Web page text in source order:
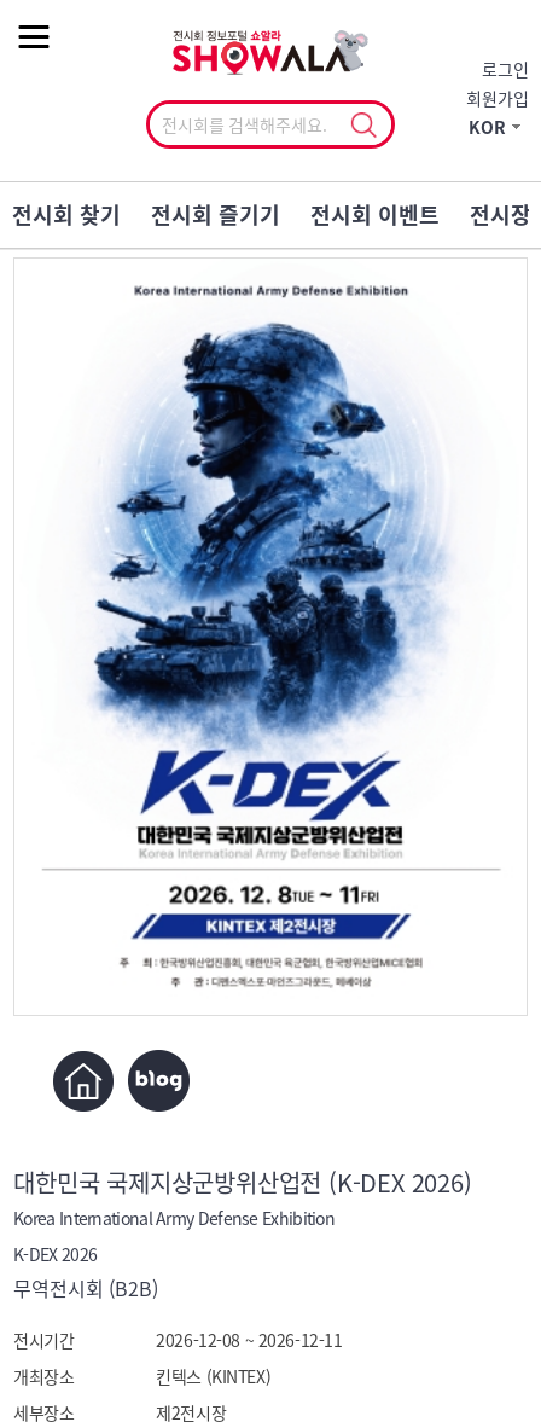
로그인
회원가입
KOR
전시회 찾기 전시회 즐기기 전시회 이벤트 전시장
대한민국 국제지상군방위산업전 (K-DEX 2026)
Korea International Army Defense Exhibition
K-DEX 2026
무역전시회 (B2B)
전시기간
2026-12-08 ~ 2026-12-11
개최장소
킨텍스 (KINTEX)
세부장소
제2전시장